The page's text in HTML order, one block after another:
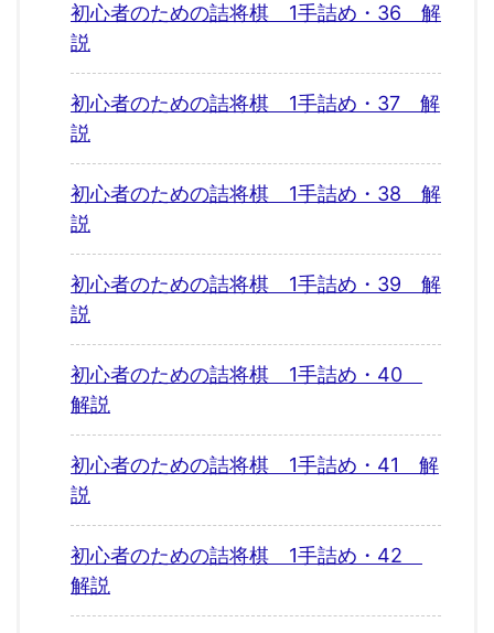
初心者のための詰将棋 1手詰め・36 解
説
初心者のための詰将棋 1手詰め・37 解
説
初心者のための詰将棋 1手詰め・38 解
説
初心者のための詰将棋 1手詰め・39 解
説
初心者のための詰将棋 1手詰め・40
解説
初心者のための詰将棋 1手詰め・41 解
説
初心者のための詰将棋 1手詰め・42
解説